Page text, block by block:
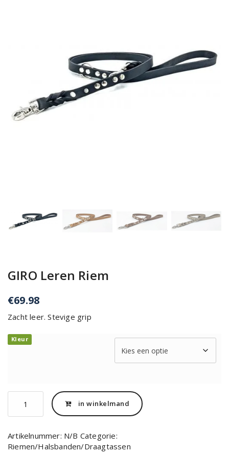
GIRO Leren Riem
€69.98
Zacht leer. Stevige grip
Kleur
Leren
Riem
in winkelmand
Artikelnummer: N/B Categorie:
Riemen/Halsbanden/Draagtassen